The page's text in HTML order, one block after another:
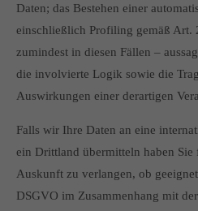
Daten; das Bestehen einer
einschließlich Profiling gemäß Art.
zumindest in diesen Fällen –
die involvierte Logik sowie die
Auswirkungen einer derartigen
Falls wir Ihre Daten an eine
ein Drittland übermitteln haben Sie
Auskunft zu verlangen, ob
DSGVO im Zusammenhang mit